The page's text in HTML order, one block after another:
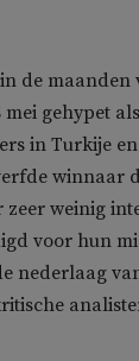
de
gehypet
in Turkije
winnaar
weinig
voor hun
nederlaag